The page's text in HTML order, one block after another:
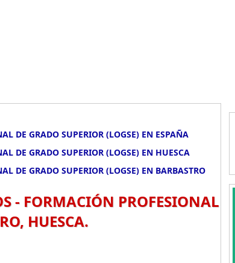
DE GRADO SUPERIOR (LOGSE) EN ESPAÑA
DE GRADO SUPERIOR (LOGSE) EN HUESCA
DE GRADO SUPERIOR (LOGSE) EN BARBASTRO
- FORMACIÓN PROFESIONAL
HUESCA.